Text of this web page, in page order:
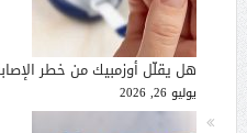
هل يقلّل أوزمبيك من خطر
يوليو 26, 2026